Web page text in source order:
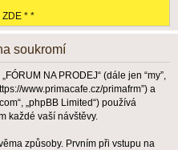
* *
soukromí
NA PRODEJ“ (dále jen “my”,
www.primacafe.cz/primafrm”) a
„phpBB Limited“) používá
každé vaší návštěvy.
způsoby. Prvním při vstupu na